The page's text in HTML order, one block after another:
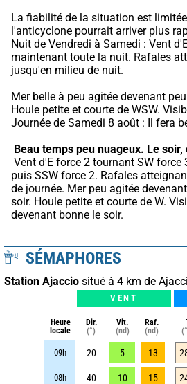
La fiabilité de la situation est
l'anticyclone pourrait arriver plus
Nuit de Vendredi à Samedi : Vent
maintenant toute la nuit. Rafales
jusqu'en milieu de nuit.
Mer belle à peu agitée devenant
Houle petite et courte de WSW.
Journée de Samedi 8 août : Il fera
Beau temps peu nuageux. Le soir,
puis SSW force 2. Rafales
de journée. Mer peu agitée
soir. Houle petite et courte de W.
devenant bonne le soir.
SÉMAPHORES
Station Ajaccio situé à 4 km de
VENT
Heure
locale
Dir.
(°)
Vit.
(nd)
Raf.
(nd)
09h 20 5 13
08h 40 10 15